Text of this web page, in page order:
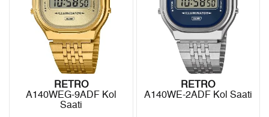
7 6.090,14 ₺
8 6.222,64 ₺
9 6.360,30 ₺
RETRO
A140WEG-9ADF Kol
Saati
RETRO
A140WE-2ADF Kol Saati